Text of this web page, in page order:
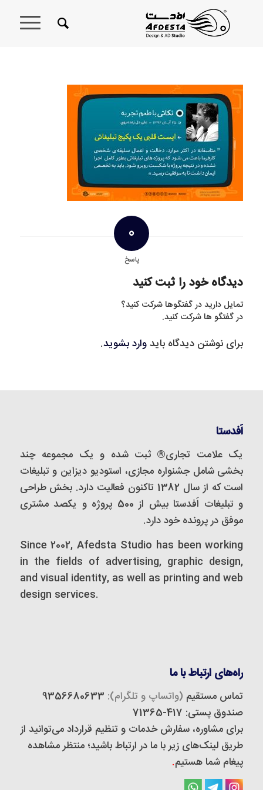
0
پاسخ
دیدگاه خود را ثبت کنید
تمایل دارید در گفتگوها شرکت کنید؟
در گفتگو ها شرکت کنید.
برای نوشتن دیدگاه بایدوارد بشوید.
اَفدستا
یک علامت تجاری® ثبت شده و یک مجموعه‌ چند
بخشی شامل جشنواره مجازی، استودیو دیزاین و تبلیغات
است که از سال 1382 تاکنون فعالیت دارد. بخش طراحی
و تبلیغات اَفدستا بیش از 500 پروژه و یکصد مشتری
موفق در پرونده خود دارد.
Since 2002, Afedsta Studio has been working
in the fields of advertising, graphic design,
and visual identity, as well as printing and web
design services.
راه‌های ارتباط با ما
تماس مستقیم (واتساپ و تلگرام):
صندوق پستی: 417-71365
برای مشاوره، سفارش خدمات و تنظیم قرارداد می‌توانید از
طریق لینک‌های زیر با ما در ارتباط باشید؛ منتظر مشاهده
پیغام شما هستیم.